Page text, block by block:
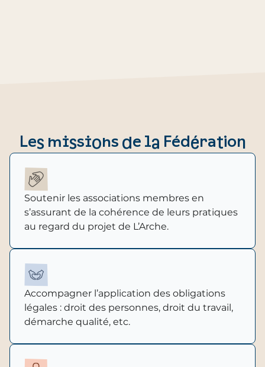
Les missions de la Fédération
Soutenir les associations membres en
s’assurant de la cohérence de leurs pratiques
au regard du projet de L’Arche.
Accompagner l’application des obligations
légales : droit des personnes, droit du travail,
démarche qualité, etc.